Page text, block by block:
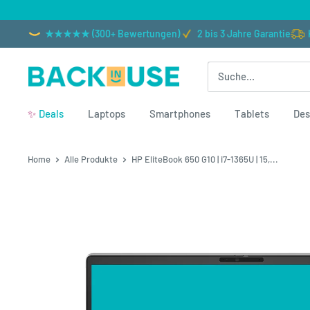
★★★★★ (300+ Bewertungen) 2 bis 3 Jahre Garantie
Back in Use
✨ Deals Laptops Smartphones Tablets
Home Alle Produkte HP EliteBook 650 G10 | i7-1365U | 15,...